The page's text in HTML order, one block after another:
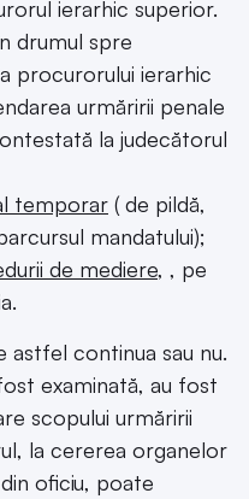
ierarhic superior.
drumul spre
procurorului ierarhic
urmăririi penale
la judecătorul
temporar ( de pildă,
mandatului);
de mediere, , pe
astfel continua sau nu.
examinată, au fost
scopului urmăririi
la cererea organelor
oficiu, poate